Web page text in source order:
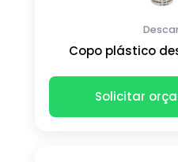
Copo plástico
Solicitar